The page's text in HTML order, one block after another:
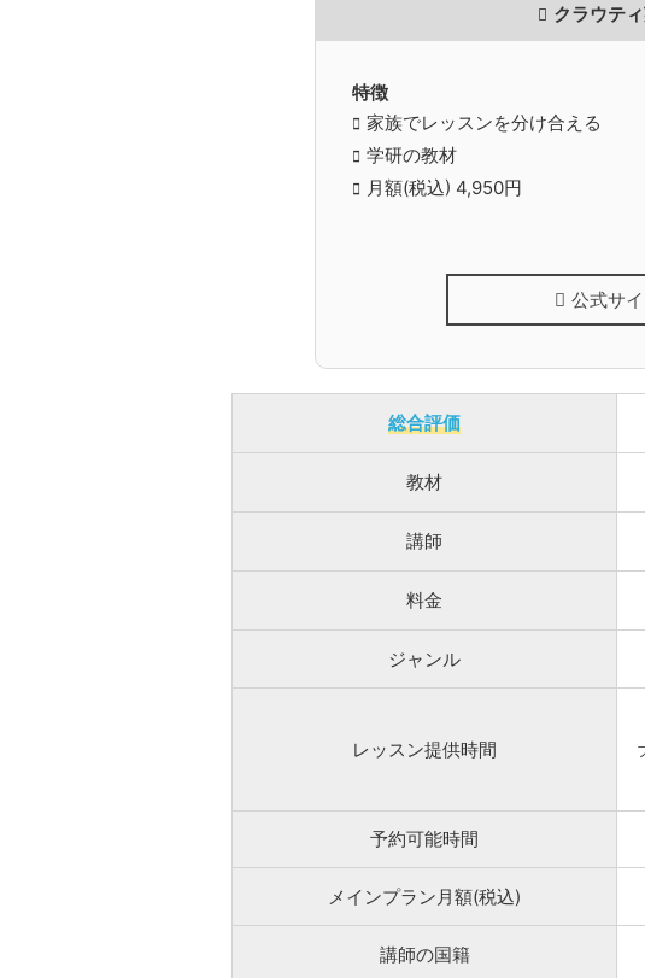
クラウテ
特徴
家族でレッスンを分け合える
学研の教材
月額(税込) 4,950円
公式サ
総合評価
教材
講師
料金
ジャンル
レッスン提供時間
予約可能時間
メインプラン月額(税込)
講師の国籍